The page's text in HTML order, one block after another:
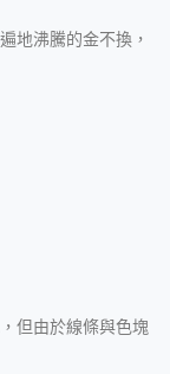
地沸騰的金不換，
但由於線條與色塊